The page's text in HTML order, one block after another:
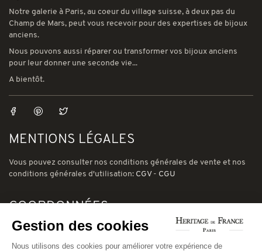
Notre galerie à Paris, au coeur du village suisse, à deux pas du
Champ de Mars, peut vous recevoir pour des expertises de bijoux
anciens.
Nous pouvons aussi réparer ou transformer vos bijoux anciens
pour leur donner une seconde vie...
A bientôt.
MENTIONS LÉGALES
Vous pouvez consulter nos conditions générales de vente et nos
conditions générales d'utilisation: CGV- CGU
COORDONNÉES
78 avenue de Suffren 75015 Paris
Phone: (00) 33 1 43 56 03 01
Gestion des cookies
Nous utilisons des cookies pour améliorer votre expérience de